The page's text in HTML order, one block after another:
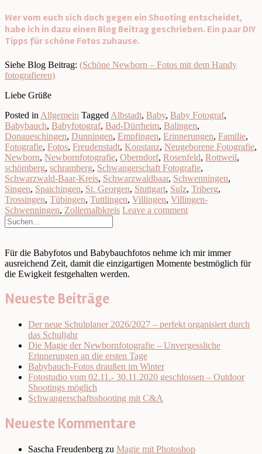
Wer vom euch sich doch gegen ein Shooting entscheidet,
habe ich in dazu einen Blog Beitrag geschrieben. Ein paar DIY
Tipps für schöne Fotos zuhause.
Siehe Blog Beitrag: (Schöne Newborn – Fotos mit dem Handy
fotografieren)
Liebe Grüße
Posted in Allgemein Tagged Albstadt, Baby, Baby Fotograf,
Babybauch, Babyfotograf, Bad-Dürrheim, Balingen,
Donaueschingen, Dunningen, Empfingen, Erinnerungen, Familie,
Fotografie, Fotos, Freudenstadt, Konstanz, Neugeborene Fotografie,
Newborn, Newbornfotografie, Oberndorf, Rosenfeld, Rottweil,
schömberg, schramberg, Schwangerschaft Fotografie,
Schwarzwald-Baar-Kreis, Schwarzwaldbaar, Schwenningen,
Singen, Spaichingen, St. Georgen, Stuttgart, Sulz, Triberg,
Trossingen, Tübingen, Tuttlingen, Villingen, Villingen-
Schwenningen, Zollernalbkreis Leave a comment
Für die Babyfotos und Babybauchfotos nehme ich mir immer
ausreichend Zeit, damit die einzigartigen Momente bestmöglich für
die Ewigkeit festgehalten werden.
Neueste Beiträge
Der neue Schulplaner 2026/2027 – perfekt organisiert durch
das Schuljahr
Die Magie der Newbornfotografie – Unvergessliche
Erinnerungen an die ersten Tage
Babybauch-Fotos draußen im Winter
Fotostudio vom 02.11.- 30.11.2020 geschlossen – Outdoor
Shootings möglich
Schwangerschaftsshooting mit C&A
Neueste Kommentare
Sascha Freudenberg zu Magie mit Photoshop